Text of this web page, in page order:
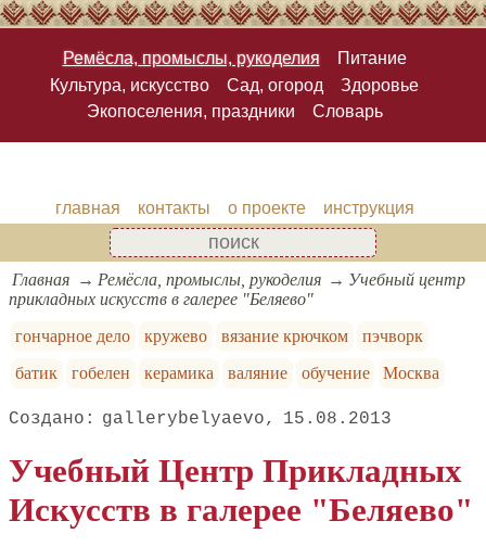
Ремёсла, промыслы, рукоделия
Питание
Культура, искусство
Сад, огород
Здоровье
Экопоселения, праздники
Словарь
главная контакты о проекте инструкция
Главная Ремёсла, промыслы, рукоделия
Учебный центр
прикладных искусств в галерее "Беляево"
гончарное дело
кружево вязание крючком
пэчворк
батик
гобелен керамика валяние обучение Москва
gallerybelyaevo 15.08.2013
Учебный Центр Прикладных
Искусств в галерее "Беляево"